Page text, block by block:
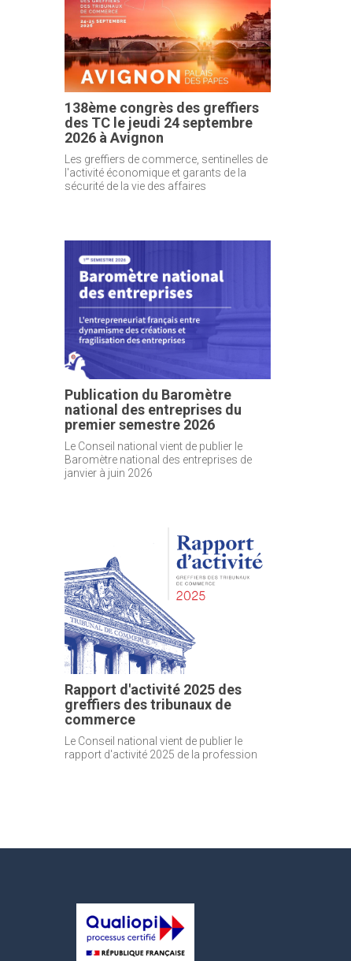
138ème congrès des greffiers
des TC le jeudi 24 septembre
2026 à Avignon
Les greffiers de commerce, sentinelles de
l'activité économique et garants de la
sécurité de la vie des affaires
Publication du Baromètre
national des entreprises du
premier semestre 2026
Le Conseil national vient de publier le
Baromètre national des entreprises de
janvier à juin 2026
Rapport d'activité 2025 des
greffiers des tribunaux de
commerce
Le Conseil national vient de publier le
rapport d'activité 2025 de la profession